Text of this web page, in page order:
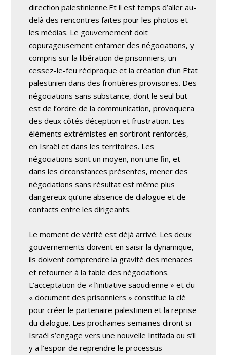
direction palestinienne.Et il est temps d’aller au-
delà des rencontres faites pour les photos et
les médias. Le gouvernement doit
copurageusement entamer des négociations, y
compris sur la libération de prisonniers, un
cessez-le-feu réciproque et la création d’un Etat
palestinien dans des frontières provisoires. Des
négociations sans substance, dont le seul but
est de l’ordre de la communication, provoquera
des deux côtés déception et frustration. Les
éléments extrémistes en sortiront renforcés,
en Israël et dans les territoires. Les
négociations sont un moyen, non une fin, et
dans les circonstances présentes, mener des
négociations sans résultat est même plus
dangereux qu’une absence de dialogue et de
contacts entre les dirigeants.
Le moment de vérité est déjà arrivé. Les deux
gouvernements doivent en saisir la dynamique,
ils doivent comprendre la gravité des menaces
et retourner à la table des négociations.
L’acceptation de « l’initiative saoudienne » et du
« document des prisonniers » constitue la clé
pour créer le partenaire palestinien et la reprise
du dialogue. Les prochaines semaines diront si
Israël s’engage vers une nouvelle Intifada ou s’il
y a l’espoir de reprendre le processus